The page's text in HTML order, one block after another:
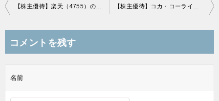
投
ビ
ー
シ
【株主優待】楽天（4755）の優待到着！もろもろあるがとりあえず800円クーポン！ 【株主優待】コカ・コーライーストジャパン（2580）の優待到着！自社製品ドリンク12本（1,440円相当）！
コメントを残す
名前